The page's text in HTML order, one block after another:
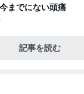
までにない頭痛
記事を読む